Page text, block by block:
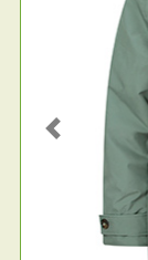
Previous